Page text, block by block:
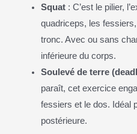
Squat : C’est le pilier,
quadriceps, les
tronc. Avec ou sans
inférieure du corps.
Soulevé de terre
paraît, cet exercice
fessiers et le dos. Idéal
postérieure.